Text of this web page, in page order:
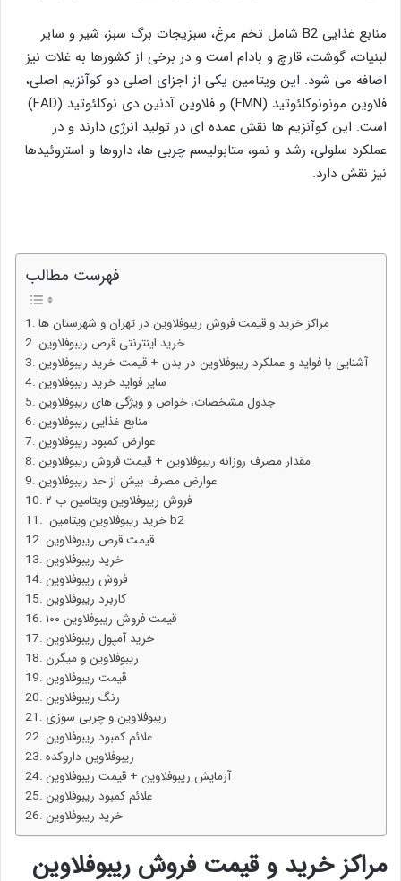
منابع غذایی B2 شامل تخم مرغ، سبزیجات برگ سبز، شیر و سایر
لبنیات، گوشت، قارچ و بادام است و در برخی از کشورها به غلات نیز
اضافه می شود. این ویتامین یکی از اجزای اصلی دو کوآنزیم اصلی،
فلاوین مونونوکلئوتید (FMN) و فلاوین آدنین دی نوکلئوتید (FAD)
است. این کوآنزیم ها نقش عمده ای در تولید انرژی دارند و در
عملکرد سلولی، رشد و نمو، متابولیسم چربی ها، داروها و استروئیدها
نیز نقش دارد.
فهرست مطالب
مراکز خرید و قیمت فروش ریبوفلاوین در تهران و شهرستان‌ ها
خرید اینترنتی قرص ریبوفلاوین
آشنایی با فواید و عملکرد ریبوفلاوین در بدن + قیمت خرید ریبوفلاوین
سایر فواید خرید ریبوفلاوین
جدول مشخصات، خواص و ویژگی های ریبوفلاوین
منابع غذایی ریبوفلاوین
عوارض کمبود ریبوفلاوین
مقدار مصرف روزانه ریبوفلاوین + قیمت فروش ریبوفلاوین
عوارض مصرف بیش از حد ریبوفلاوین
فروش ریبوفلاوین ویتامین ب ۲
خرید ریبوفلاوین ویتامین b2
قیمت قرص ریبوفلاوین
خرید ریبوفلاوین
فروش ریبوفلاوین
کاربرد ریبوفلاوین
قیمت فروش ریبوفلاوین ۱۰۰
خرید آمپول ریبوفلاوین
ریبوفلاوین و میگرن
قیمت ریبوفلاوین
رنگ ریبوفلاوین
ریبوفلاوین و چربی سوزی
علائم کمبود ریبوفلاوین
ریبوفلاوین داروکده
آزمایش ریبوفلاوین + قیمت ریبوفلاوین
علائم کمبود ریبوفلاوین
خرید ریبوفلاوین
مراکز خرید و قیمت فروش ریبوفلاوین